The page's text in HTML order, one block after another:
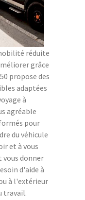
réduite
grâce
propose des
adaptées
à
agréable
pour
du véhicule
et à vous
vous donner
d'aide à
à l'extérieur
travail.